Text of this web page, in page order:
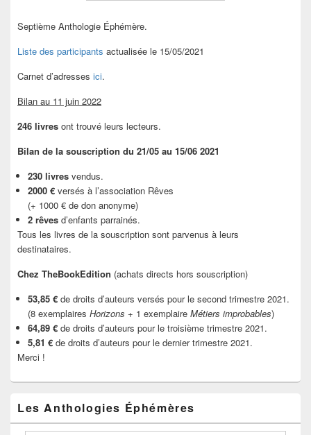
Septième Anthologie Éphémère.
Liste des participants actualisée le 15/05/2021
Carnet d’adresses ici.
Bilan au 11 juin 2022
246 livres ont trouvé leurs lecteurs.
Bilan de la souscription du 21/05 au 15/06 2021
230 livres vendus.
2000 € versés à l’association Rêves
(+ 1000 € de don anonyme)
2 rêves d’enfants parrainés.
Tous les livres de la souscription sont parvenus à leurs
destinataires.
Chez TheBookEdition (achats directs hors souscription)
53,85 € de droits d’auteurs versés pour le second trimestre 2021.
(8 exemplaires Horizons + 1 exemplaire Métiers improbables)
64,89 € de droits d’auteurs pour le troisième trimestre 2021.
5,81 € de droits d’auteurs pour le dernier trimestre 2021.
Merci !
Les Anthologies Éphémères